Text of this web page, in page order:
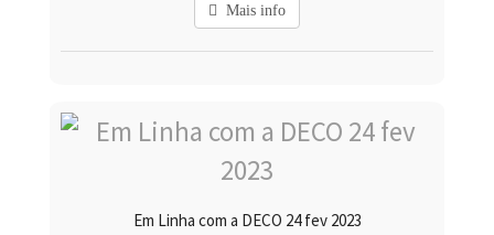
Mais info
Em Linha com a DECO 24 fev 2023